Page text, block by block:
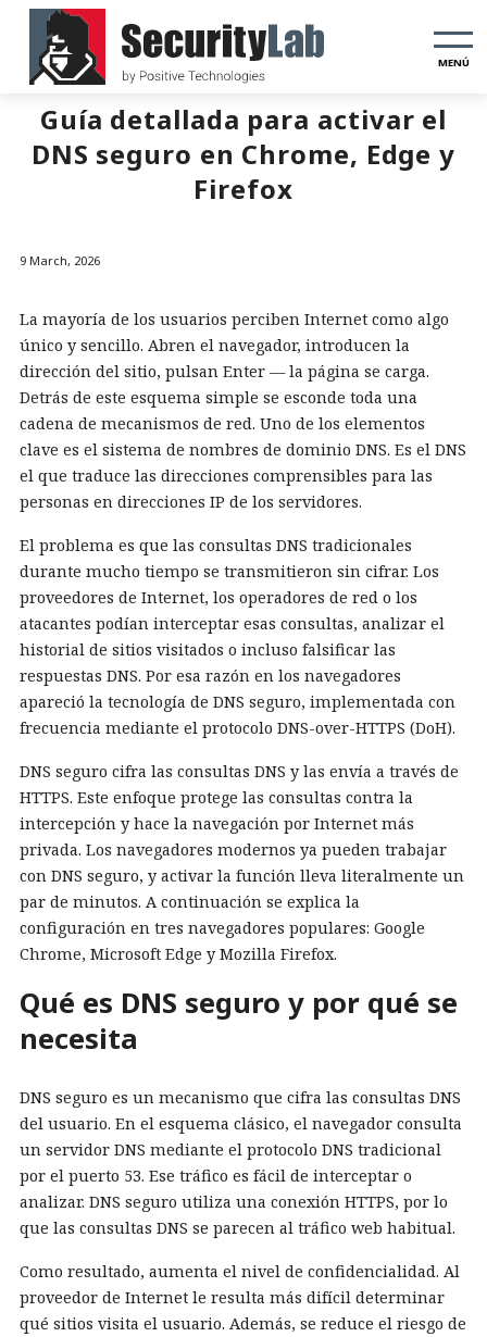
MENÚ
Guía detallada para activar el
DNS seguro en Chrome, Edge y
Firefox
9 March, 2026
La mayoría de los usuarios perciben Internet como algo
único y sencillo. Abren el navegador, introducen la
dirección del sitio, pulsan Enter — la página se carga.
Detrás de este esquema simple se esconde toda una
cadena de mecanismos de red. Uno de los elementos
clave es el sistema de nombres de dominio DNS. Es el DNS
el que traduce las direcciones comprensibles para las
personas en direcciones IP de los servidores.
El problema es que las consultas DNS tradicionales
durante mucho tiempo se transmitieron sin cifrar. Los
proveedores de Internet, los operadores de red o los
atacantes podían interceptar esas consultas, analizar el
historial de sitios visitados o incluso falsificar las
respuestas DNS. Por esa razón en los navegadores
apareció la tecnología de DNS seguro, implementada con
frecuencia mediante el protocolo DNS-over-HTTPS (DoH).
DNS seguro cifra las consultas DNS y las envía a través de
HTTPS. Este enfoque protege las consultas contra la
intercepción y hace la navegación por Internet más
privada. Los navegadores modernos ya pueden trabajar
con DNS seguro, y activar la función lleva literalmente un
par de minutos. A continuación se explica la
configuración en tres navegadores populares: Google
Chrome, Microsoft Edge y Mozilla Firefox.
Qué es DNS seguro y por qué se
necesita
DNS seguro es un mecanismo que cifra las consultas DNS
del usuario. En el esquema clásico, el navegador consulta
un servidor DNS mediante el protocolo DNS tradicional
por el puerto 53. Ese tráfico es fácil de interceptar o
analizar. DNS seguro utiliza una conexión HTTPS, por lo
que las consultas DNS se parecen al tráfico web habitual.
Como resultado, aumenta el nivel de confidencialidad. Al
proveedor de Internet le resulta más difícil determinar
qué sitios visita el usuario. Además, se reduce el riesgo de